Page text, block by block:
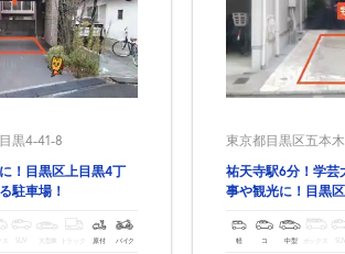
黒4-41-8
！目黒区上目黒4丁
駐車場！
SUV 大型車 トラック 原付 バイク
東京都目黒区五本
祐天寺駅6分！学芸
事や観光に！目黒
軽 コ 中型 ボックス